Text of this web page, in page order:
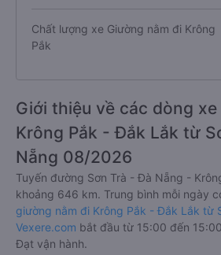
Chất lượng xe Giường nằm đi Krông
Pắk
Giới thiệu về các dòng
Krông Pắk - Đắk Lắk từ
Nẵng 08/2026
Tuyến đường Sơn Trà - Đà Nẵng -
khoảng 646 km. Trung bình mỗi ngày
giường nằm đi Krông Pắk - Đắk Lắk từ
Vexere.com bắt đầu từ 15:00 đến
Đạt vận hành.